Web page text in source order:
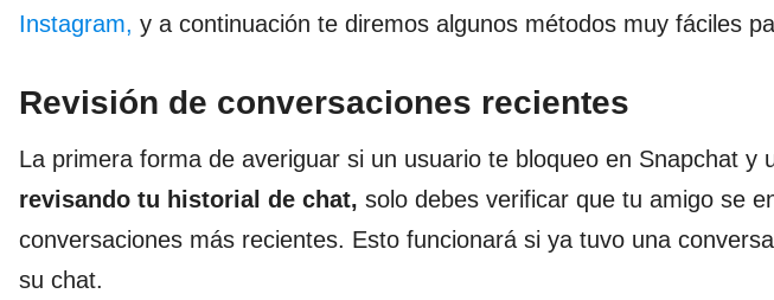
Instagram, y a continuación te diremos algunos métodos muy fáciles
Revisión de conversaciones recientes
La primera forma de averiguar si un usuario te bloqueo en Snapchat y
revisando tu historial de chat, solo debes verificar que tu amigo se
conversaciones más recientes. Esto funcionará si ya tuvo una
su chat.